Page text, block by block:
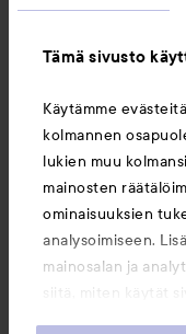
Tämä sivusto
Käytämme
kolmannen
lukien muu
mainosten
ominaisuuksien
analysoimiseen.
mainosalan ja
Tietoja
Saattaisit myös